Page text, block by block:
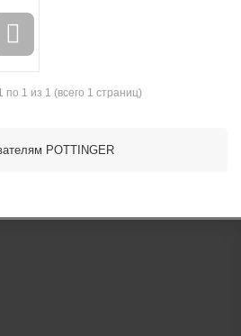
по 1 из 1 (всего 1 страниц)
POTTINGER